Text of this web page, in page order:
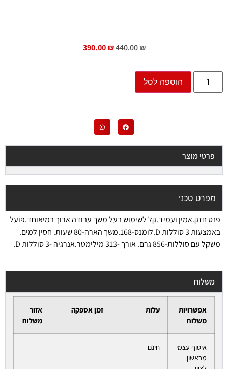
440.00₪
390.00₪
הוספה לסל
פרטי מוצר
מפרט טכני
פנס חזק.אמין ועמיד.קל לשימוש בעל משך עבודה ארוך במיאוחד.פועל
באמצעות 3 סוללות D.לומנס-168.משך הארה-80 שעות. חסין למים.
משקל עם סוללות-856 גרם. אורך -313 מילימטר.אנרגיה -3 סוללות D.
משלוח
אפשרויות
משלוח
עלות זמן אספקה
אזור
משלוח
איסוף עצמי
מראשון
חינם –
–